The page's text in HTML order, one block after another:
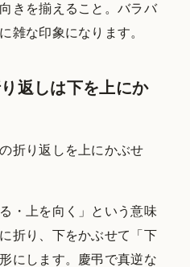
きを揃えること。バラバ
雑な印象になります。
返しは下を上にか
折り返しを上にかぶせ
・上を向く」という意味
折り、下をかぶせて「下
にします。慶弔で真逆な